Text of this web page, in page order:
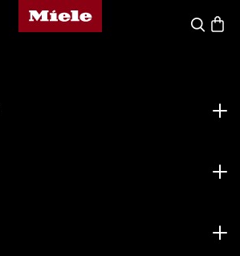
Αρχική σελίδα της Miele